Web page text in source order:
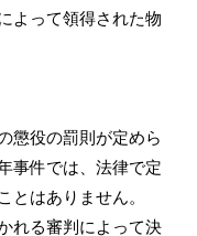
よって領得された物
懲役の罰則が定めら
事件では、法律で定
はありません。
れる審判によって決